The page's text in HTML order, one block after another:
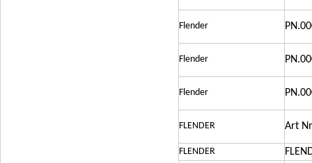
Flender
Flender
Flender
FLENDER Art
FLENDER